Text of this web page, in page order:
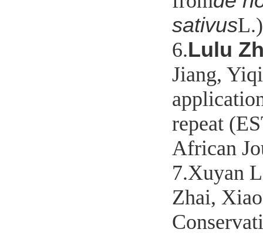
sativus
6.Lulu
Jiang,
repeat
African
7.Xuyan
Zhai,